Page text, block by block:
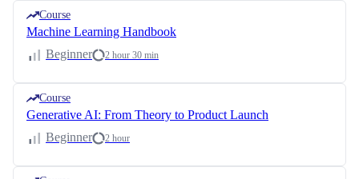
Course
Machine Learning Handbook
Beginner
2 hour 30 min
Course
Generative AI: From Theory to Product Launch
Beginner
2 hour